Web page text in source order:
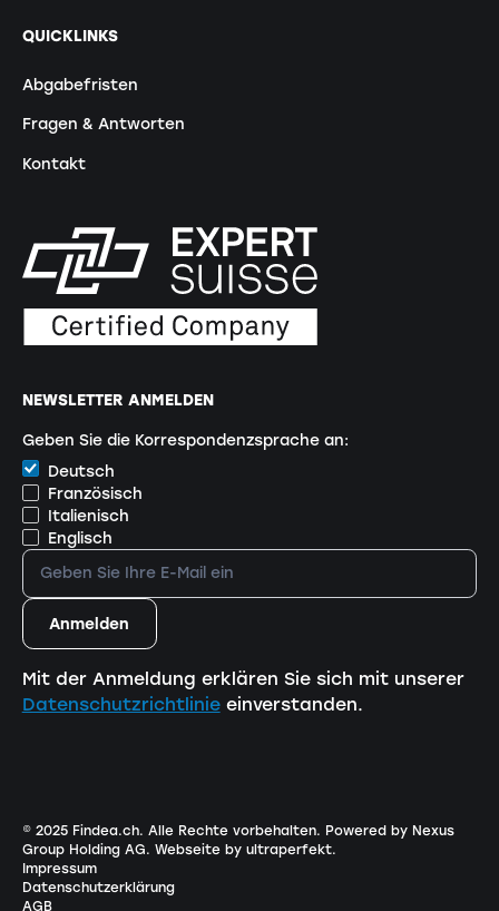
QUICKLINKS
Abgabefristen
Fragen & Antworten
Kontakt
NEWSLETTER ANMELDEN
Geben Sie die Korrespondenzsprache an:
Deutsch
Französisch
Italienisch
Englisch
Mit der Anmeldung erklären Sie sich mit unserer
Datenschutzrichtlinieeinverstanden.
© 2025 Findea.ch. Alle Rechte vorbehalten. Powered by Nexus
Group Holding AG. Webseite by ultraperfekt.
Impressum
Datenschutzerklärung
AGB